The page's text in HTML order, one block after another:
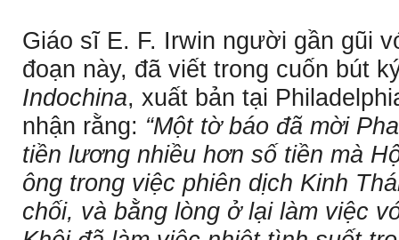
Giáo sĩ E. F. Irwin người gần gũi
đoạn này, đã viết trong cuốn bút
Indochina, xuất bản tại
nhận rằng: “Một tờ báo đã mời
tiền lương nhiều hơn số tiền mà
ông trong việc phiên dịch Kinh
chối, và bằng lòng ở lại làm việc